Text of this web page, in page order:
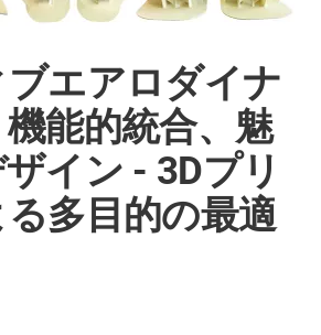
エアロダイナ
能的統合、魅
イン - 3Dプリ
多目的の最適